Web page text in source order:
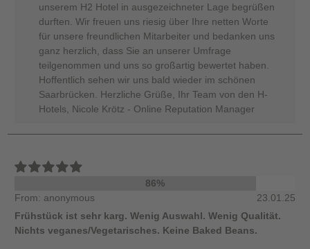
unserem H2 Hotel in ausgezeichneter Lage begrüßen
durften. Wir freuen uns riesig über Ihre netten Worte
für unsere freundlichen Mitarbeiter und bedanken uns
ganz herzlich, dass Sie an unserer Umfrage
teilgenommen und uns so großartig bewertet haben.
Hoffentlich sehen wir uns bald wieder im schönen
Saarbrücken. Herzliche Grüße, Ihr Team von den H-
Hotels, Nicole Krötz - Online Reputation Manager
86%
From: anonymous
23.01.25
Frühstück ist sehr karg. Wenig Auswahl. Wenig Qualität.
Nichts veganes/Vegetarisches. Keine Baked Beans.